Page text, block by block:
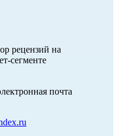
рецензий на
сегменте
почта